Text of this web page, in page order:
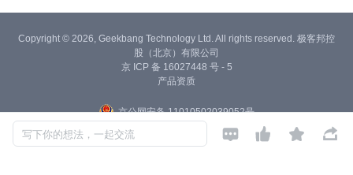
写下你的想法，一起交流    
Copyright © 2026, Geekbang Technology Ltd. All rights reserved. 极客邦控
股（北京）有限公司
京 ICP 备 16027448 号 - 5
产品资质
京公网安备 11010502039052号